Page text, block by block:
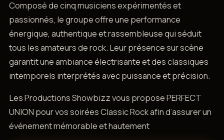
Composé de cinq musiciens expérimentés et
passionnés, le groupe offre une performance
énergique, authentique et rassembleuse qui séduit
tous les amateurs de rock. Leur présence sur scène
garantit une ambiance électrisante et des classiques
intemporels interprétés avec puissance et précision.
Les Productions Showbizz vous propose PERFECT
UNION pour vos soirées Classic Rock afin d’assurer un
événement mémorable et hautement